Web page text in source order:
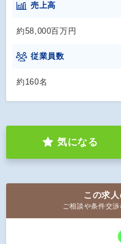
売上高
約58,000百万円
従業員数
約160名
気になる
この求
ご相談や条件交